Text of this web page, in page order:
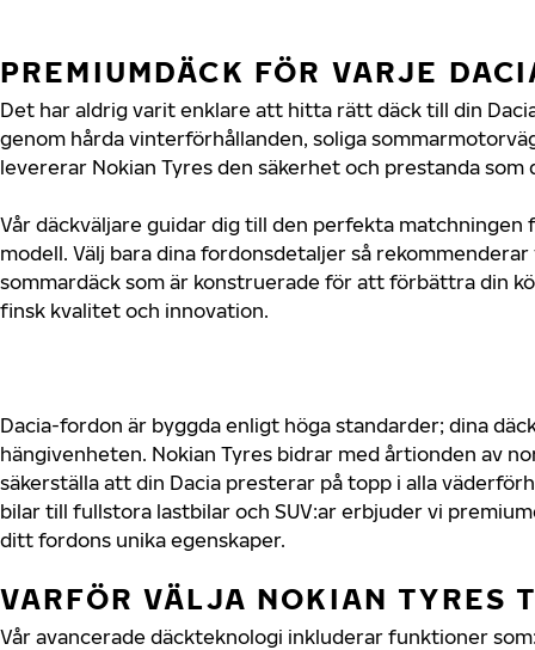
PREMIUMDÄCK FÖR VARJE
Det har aldrig varit enklare att hitta rätt däck till din
genom hårda vinterförhållanden, soliga
levererar Nokian Tyres den säkerhet och prestanda som
Vår däckväljare guidar dig till den perfekta matchningen
modell. Välj bara dina fordonsdetaljer så
sommardäck som är konstruerade för att förbättra din
finsk kvalitet och innovation.
Dacia-fordon är byggda enligt höga standarder; dina
hängivenheten. Nokian Tyres bidrar med årtionden av
säkerställa att din Dacia presterar på topp i alla
bilar till fullstora lastbilar och SUV:ar erbjuder vi
ditt fordons unika egenskaper.
VARFÖR VÄLJA NOKIAN TYRES
Vår avancerade däckteknologi inkluderar funktioner